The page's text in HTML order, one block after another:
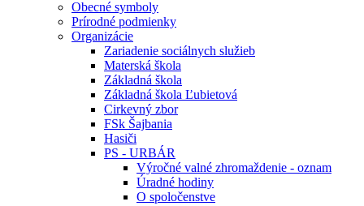
Obecné symboly
Prírodné podmienky
Organizácie
Zariadenie sociálnych služieb
Materská škola
Základná škola
Základná škola Ľubietová
Cirkevný zbor
FSk Šajbania
Hasiči
PS - URBÁR
Výročné valné zhromaždenie - oznam
Úradné hodiny
O spoločenstve